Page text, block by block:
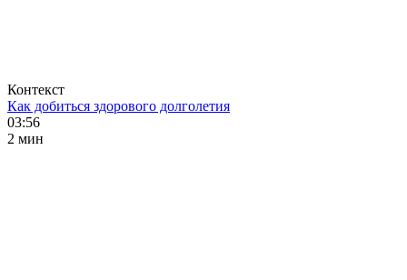
Контекст
Как добиться здорового долголетия
03:56
2 мин